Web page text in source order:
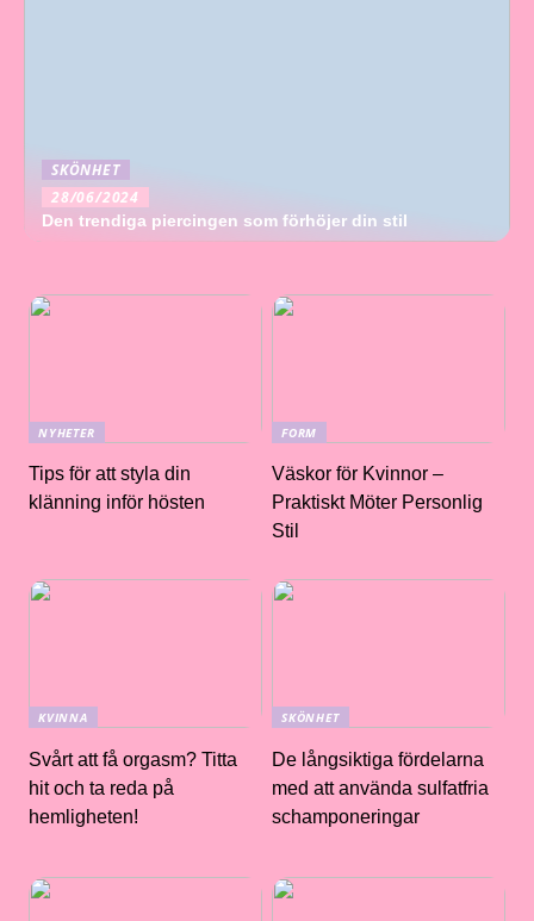
SKÖNHET
28/06/2024
Den trendiga piercingen som förhöjer din stil
NYHETER
Tips för att styla din
klänning inför hösten
FORM
Väskor för Kvinnor –
Praktiskt Möter Personlig
Stil
KVINNA
Svårt att få orgasm? Titta
hit och ta reda på
hemligheten!
SKÖNHET
De långsiktiga fördelarna
med att använda sulfatfria
schamponeringar